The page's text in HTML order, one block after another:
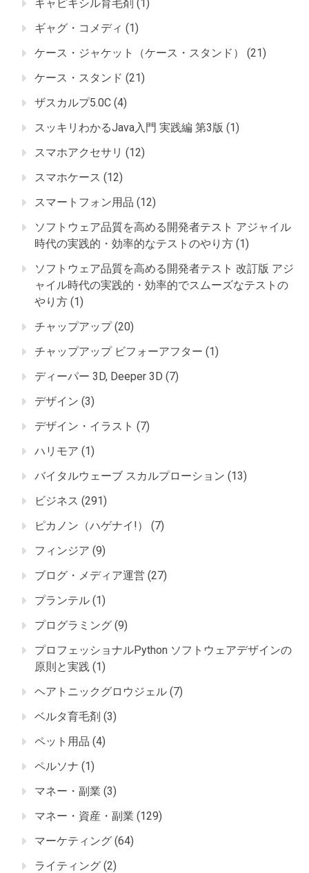
キャピキシル育毛剤 (1)
ギャグ・コメディ (1)
ケース・ジャケット（ケース・スタンド）
(21)
ケース・スタンド (21)
ザスカルプ5.0C (4)
スッキリわかるJava入門 実践編 第3版 (1)
スマホアクセサリ (12)
スマホケース (12)
スマートフォン用品 (12)
ソフトウェア品質を高める開発者テスト アジャイル
時代の実践的・効率的なテストのやり方 (1)
ソフトウェア品質を高める開発者テスト 改訂版 アジ
ャイル時代の実践的・効率的でスムーズなテストの
やり方 (1)
チャップアップ(20)
チャップアップ ビフォーアフター (1)
ディーパー 3D, Deeper 3D (7)
デザイン (3)
デザイン・イラスト (7)
ハリモア (1)
バイタルウェーブ スカルプローション (13)
ビジネス (291)
ピカノン（ハゲナイ!）
(7)
フィンジア (9)
ブログ・メディア運営 (27)
プランテル (1)
プログラミング (9)
プロフェッショナルPython ソフトウェアデザインの
原則と実践 (1)
ヘアトニックグロウジェル (7)
ベルタ育毛剤 (3)
ペット用品 (4)
ペルソナ (1)
マネー・副業 (3)
マネー・資産・副業 (129)
マーケティング (64)
ライティング (2)